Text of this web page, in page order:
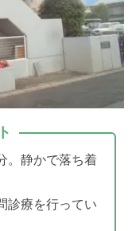
。静かで落ち着
診療を行ってい